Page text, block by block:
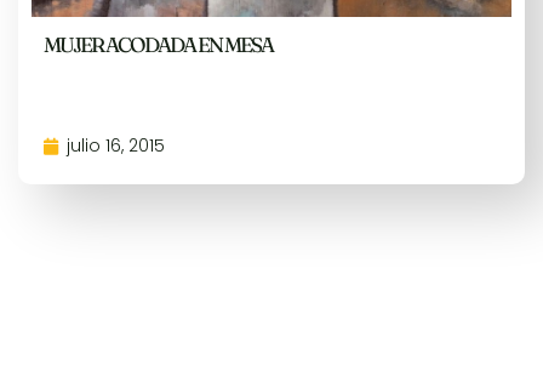
MUJER ACODADA EN MESA
julio 16, 2015